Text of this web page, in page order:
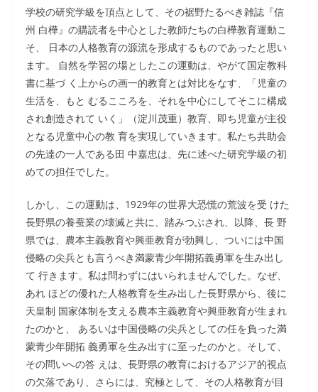
学校の研究学級を頂点として、その裾野たるべき雑誌『信
州 白樺』の購読者を中心とした教師たちの白樺教育運動こ
そ、 日本の人格教育の源流を形成するものであったと思い
ます。 自然を学習の場としたこの運動は、やがて国定教科
書に基づ く上からの画一的教育とは対比をなす、「児童の
生活を、もと むるこころを、それを中心にしてそこに構成
され創造されて いく」（淀川茂重）教育、即ち児童が主役
となる児童中心の教 育を実現していきます。私たち共助会
の先達の一人である田 中嘉忠は、先に述べた研究学級の初
めての担任でした。
しかし、この運動は、1929年の世界大恐慌の荒波を受 けた
長野県の養蚕業の壊滅と共に、踏みつぶされ、以降、長 野
県では、農本主義教育や興亜教育が勃興し、ついには中国
侵略の尖兵とも言うべき満蒙青少年開拓義勇軍を生み出し
て 行きます。私は問わずにはいられませんでした。なぜ、
あれ ほどの優れた人格教育を生み出した長野県から、後に
天皇制 国家体制を支える農本主義教育や興亜教育が生まれ
たのかと、 あるいは中国侵略の尖兵としての任を負った満
蒙青少年開拓 義勇軍を生み出すに至ったのかと。そして、
その問いへの答 えは、長野県の教育におけるアジア的視点
の欠落であり、さらには、究極として、その人格教育が目